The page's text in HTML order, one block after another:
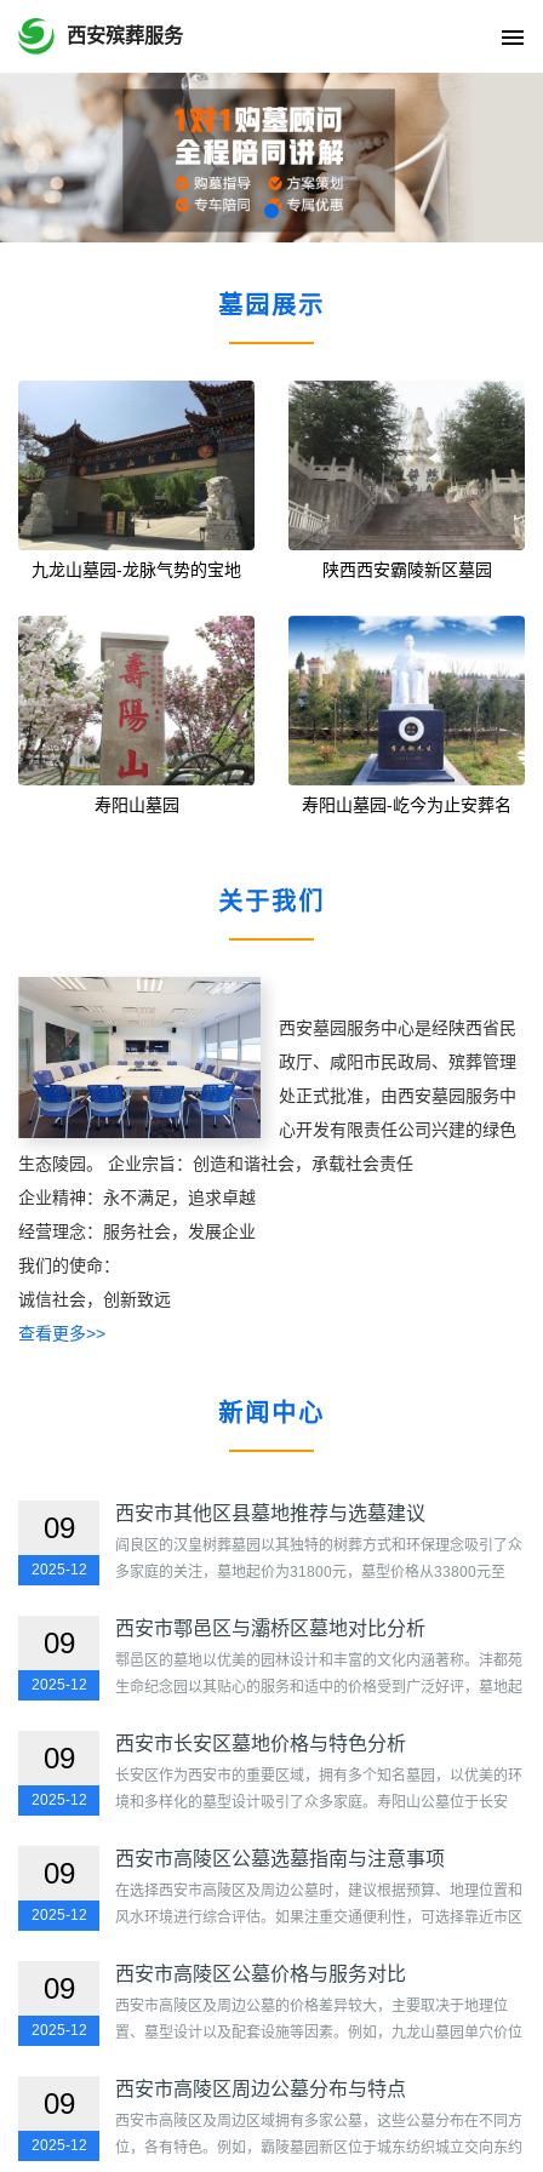
西安殡葬服务
墓园展示
九龙山墓园-龙脉气势的宝地 陕西西安霸陵新区墓园
寿阳山墓园 寿阳山墓园-屹今为止安葬名
关于我们
西安墓园服务中心是经陕西省民
政厅、咸阳市民政局、殡葬管理
处正式批准，由西安墓园服务中
心开发有限责任公司兴建的绿色
生态陵园。 企业宗旨：创造和谐社会，承载社会责任
企业精神：永不满足，追求卓越
经营理念：服务社会，发展企业
我们的使命：
诚信社会，创新致远
查看更多>>
新闻中心
09
2025-12
西安市其他区县墓地推荐与选墓建议
阎良区的汉皇树葬墓园以其独特的树葬方式和环保理念吸引了众
多家庭的关注，墓地起价为31800元，墓型价格从33800元至
临潼...
09
2025-12
西安市鄠邑区与灞桥区墓地对比分析
鄠邑区的墓地以优美的园林设计和丰富的文化内涵著称。沣都苑
生命纪念园以其贴心的服务和适中的价格受到广泛好评，墓地起
适...
09
2025-12
西安市长安区墓地价格与特色分析
长安区作为西安市的重要区域，拥有多个知名墓园，以优美的环
境和多样化的墓型设计吸引了众多家庭。寿阳山公墓位于长安
元和...
09
2025-12
西安市高陵区公墓选墓指南与注意事项
在选择西安市高陵区及周边公墓时，建议根据预算、地理位置和
风水环境进行综合评估。如果注重交通便利性，可选择靠近市区
09
2025-12
西安市高陵区公墓价格与服务对比
西安市高陵区及周边公墓的价格差异较大，主要取决于地理位
置、墓型设计以及配套设施等因素。例如，九龙山墓园单穴价位
220...
09
2025-12
西安市高陵区周边公墓分布与特点
西安市高陵区及周边区域拥有多家公墓，这些公墓分布在不同方
位，各有特色。例如，霸陵墓园新区位于城东纺织城立交向东约